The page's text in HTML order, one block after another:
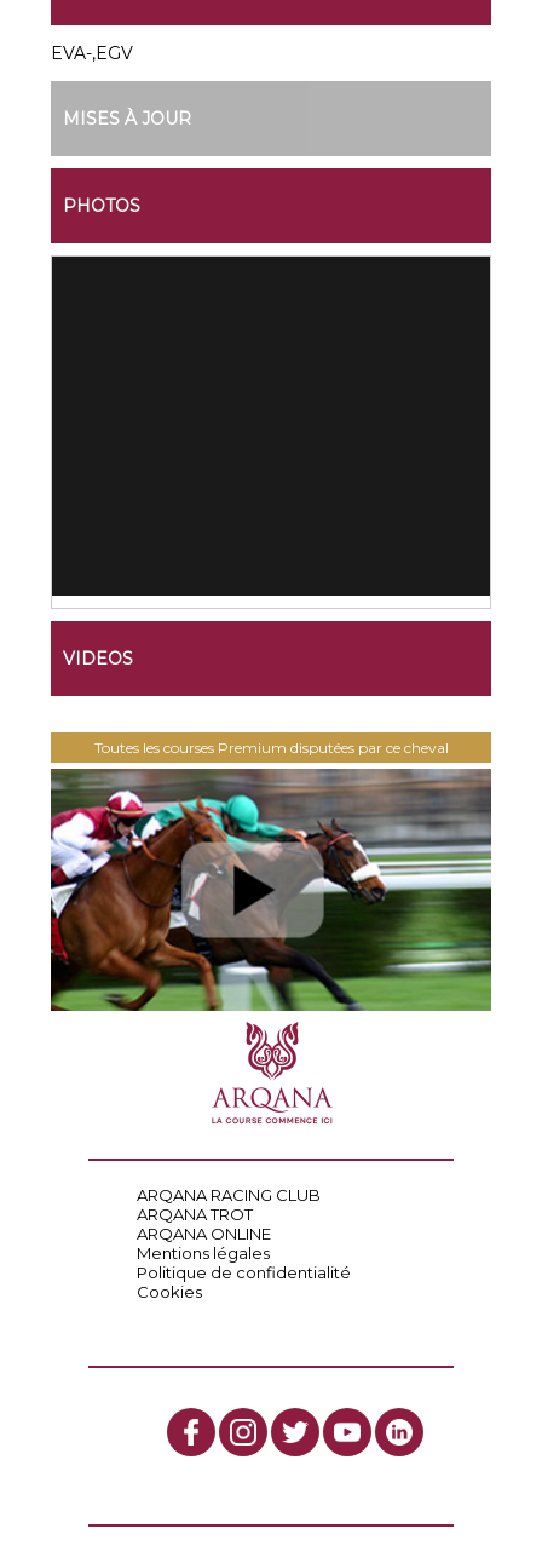
EVA-,EGV
MISES À JOUR
PHOTOS
VIDEOS
Toutes les courses Premium disputées par ce cheval
ARQANA RACING CLUB
ARQANA TROT
ARQANA ONLINE
Mentions légales
Politique de confidentialité
Cookies